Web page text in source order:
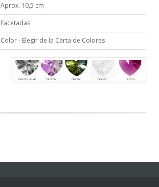
Aprox. 10,5 cm
Facetadas
Color - Elegir de la Carta de Colores